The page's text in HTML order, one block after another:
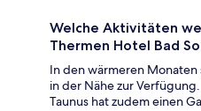
Welche Aktivitäten
Thermen Hotel Bad
In den wärmeren
in der Nähe zur
Taunus hat zudem einen